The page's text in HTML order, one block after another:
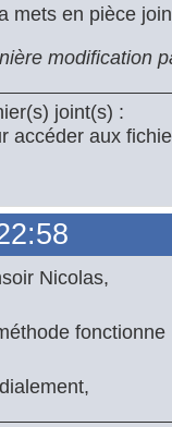
mets en pièce
modification
joint(s) :
accéder aux
Nicolas,